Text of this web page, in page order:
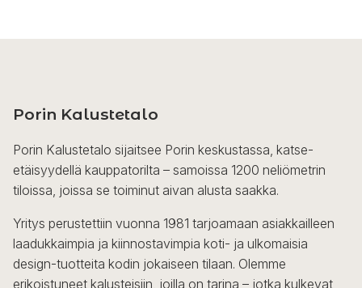
Porin Kalustetalo
Porin Kalustetalo sijaitsee Porin keskustassa, katse-
etäisyydellä kauppatorilta – samoissa 1200 neliömetrin
tiloissa, joissa se toiminut aivan alusta saakka.
Yritys perustettiin vuonna 1981 tarjoamaan asiakkailleen
laadukkaimpia ja kiinnostavimpia koti- ja ulkomaisia
design-tuotteita kodin jokaiseen tilaan. Olemme
erikoistuneet kalusteisiin, joilla on tarina – jotka kulkevat